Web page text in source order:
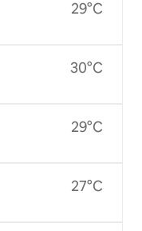
29°C
30°C
29°C
27°C